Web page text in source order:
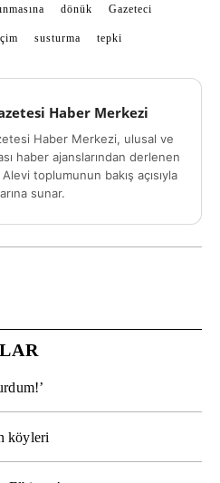
dönük Gazeteci
susturma tepki
Haber Merkezi
Haber Merkezi, ulusal ve
haber ajanslarından derlenen
toplumunun bakış açısıyla
sunar.
köyleri